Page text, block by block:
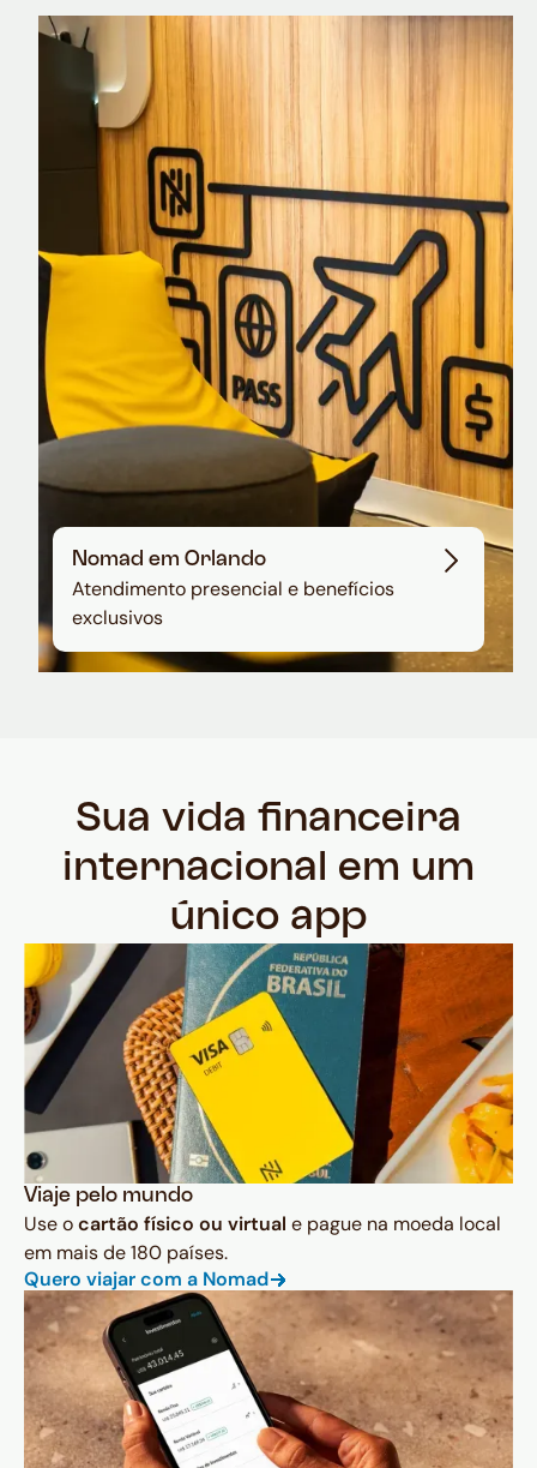
Nomad Explorer
Cartão de crédito brasileiro com cashback
em dólar
Nomad em Orlando
Atendimento presencial e benefícios
exclusivos
Sua vida financeira
internacional em um
único app
Viaje pelo mundo
Use ocartão físico ou virtual e pague na moeda local
em mais de 180 países.
Quero viajar com a Nomad